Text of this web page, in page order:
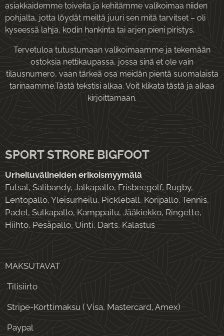
asiakkaidemme toiveita ja kehitämme valikoimaa niiden
pohjalta, jotta löydät meiltä juuri sen mitä tarvitset – oli
kyseessä lahja, kodin hankinta tai arjen pieni piristys.
Tervetuloa tutustumaan valikoimaamme ja tekemään
ostoksia nettikaupassa, jossa sinä et ole vain
tilausnumero, vaan tärkeä osa meidän pientä suomalaista
tarinaamme.Tästä tekstisi alkaa. Voit klikata tästä ja alkaa
kirjoittamaan.
SPORT STRORE BIGFOOT
Urheiluvälineiden erikoismyymälä
Futsal, Salibandy, Jalkapallo, Frisbeegolf, Rugby,
Lentopallo, Yleisurheilu, Pickleball, Koripallo, Tennis,
Padel, Sulkapallo, Kamppailu, Jääkiekko, Ringette,
Hiihto, Pesäpallo, Uinti, Darts, Kalastus
MAKSUTAVAT
Tilisiirto
Stripe-Korttimaksu ( Visa, Mastercard, Amex)
Paypal